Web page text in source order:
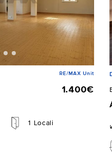
RE/MAX Unit
1.400€
1 Locali